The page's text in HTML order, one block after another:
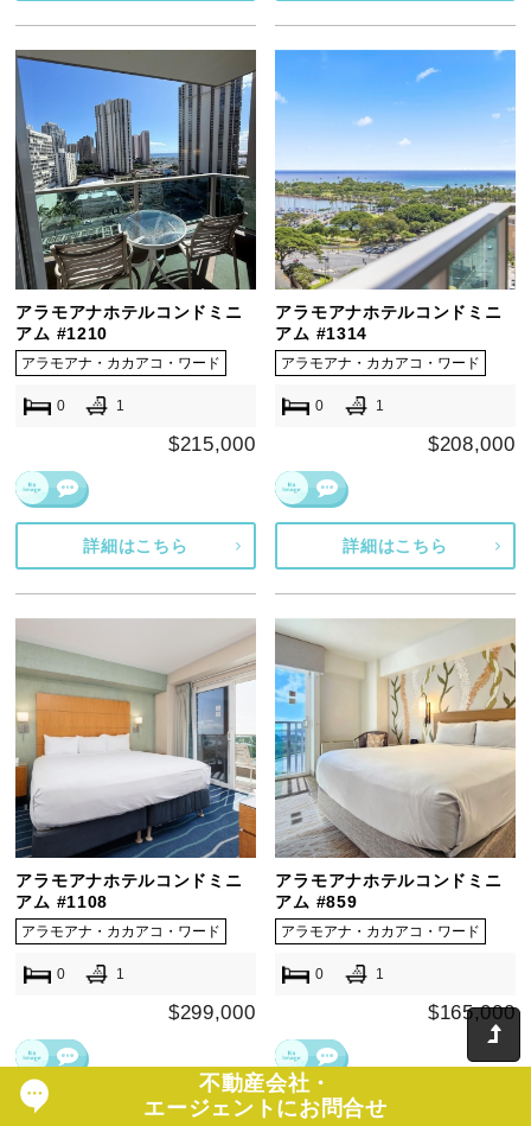
アラモアナホテルコンドミニ
アム #1210
アラモアナ・カカアコ・ワード
0 1
$215,000
詳細はこちら
アラモアナホテルコンドミニ
アム #1314
アラモアナ・カカアコ・ワード
0 1
$208,000
詳細はこちら
アラモアナホテルコンドミニ
アム #1108
アラモアナ・カカアコ・ワード
0 1
$299,000
詳細はこちら
アラモアナホテルコンドミニ
アム #859
アラモアナ・カカアコ・ワード
0 1
$165,000
詳細はこちら
不動産会社・
エージェントにお問合せ